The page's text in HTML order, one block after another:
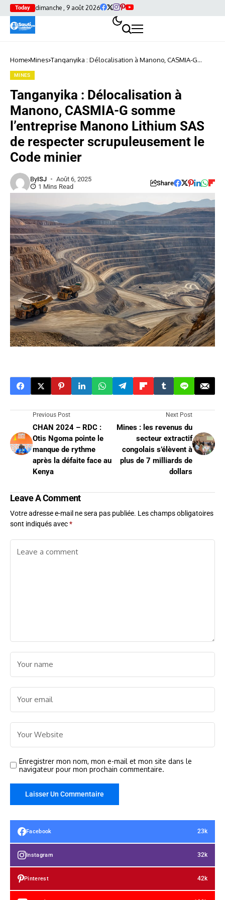
Today dimanche , 9 août 2026
Home Mines Tanganyika : Délocalisation à Manono, CASMIA-G
MINES
Tanganyika : Délocalisation à
Manono, CASMIA-G somme
l’entreprise Manono Lithium SAS
de respecter scrupuleusement le
Code minier
ByISJ
Août 6, 2025
1 Mins Read
Share
Previous Post
CHAN 2024 – RDC :
Otis Ngoma pointe le
manque de rythme
après la défaite face au
Kenya
Next Post
Mines : les revenus du
secteur extractif
congolais s’élèvent à
plus de 7 milliards de
dollars
Leave A Comment
Votre adresse e-mail ne sera pas publiée. Les champs obligatoires
sont indiqués avec*
Enregistrer mon nom, mon e-mail et mon site dans le
navigateur pour mon prochain commentaire.
Facebook 23k
Instagram 32k
Pinterest 42k